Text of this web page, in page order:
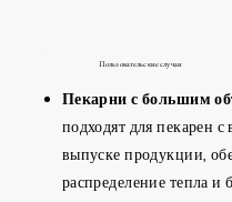
Пользовательские случаи
Пекарни с большим
подходят для пекарен
выпуске продукции,
распределение тепла и